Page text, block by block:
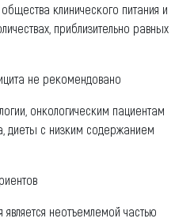
клинического питания и
приблизительно равных
не рекомендовано
онкологическим пациентам
диеты с низким содержанием
неотъемлемой частью